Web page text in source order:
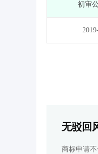
初审
无驳回
商标申请